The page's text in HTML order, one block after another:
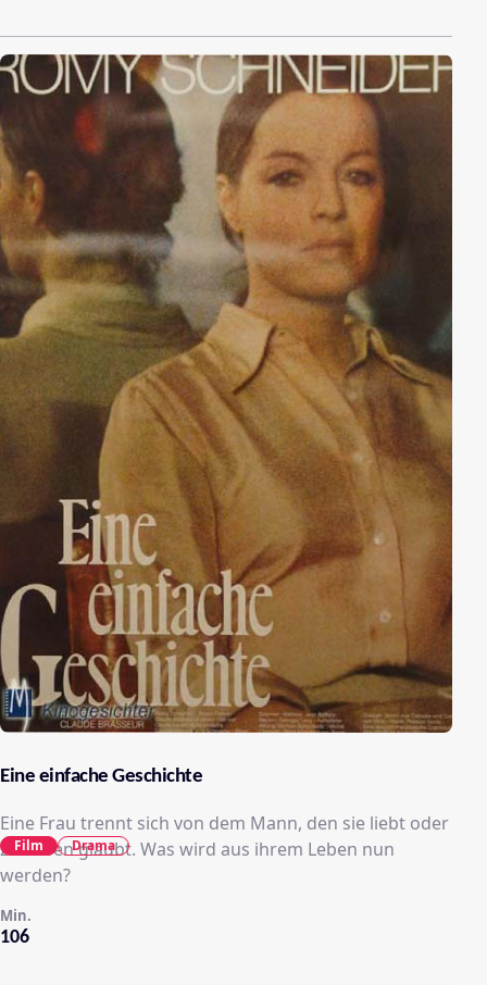
Eine einfache Geschichte
Eine Frau trennt sich von dem Mann, den sie liebt oder
zu lieben glaubt. Was wird aus ihrem Leben nun
werden?
106
Min.
Film Drama